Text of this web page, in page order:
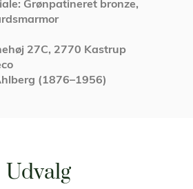
Grønpatineret bronze,
27C, 2770 Kastrup
(1876–1956)
Udvalg